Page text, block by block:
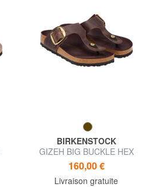
BIRKENSTOCK
GIZEH BIG BUCKLE HEX
pantoufle en cuir
160,00 €
Livraison gratuite